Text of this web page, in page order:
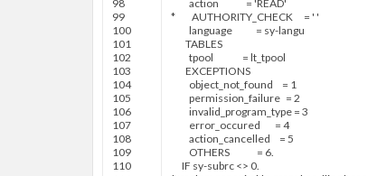
98
99
100
101
102
103
104
105
106
107
108
109
110
action
= 'READ'
* AUTHORITY_CHECK = ' '
language
= sy-langu
TABLES
tpool
= lt tpool
EXCEPTIONS
object not found = 1
permission failure = 2
invalid program type = 3
error occured = 4
action cancelled = 5
OTHERS
= 6.
IF sy-subrc <> 0.